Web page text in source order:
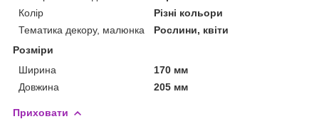
Колір
Різні кольори
Тематика декору, малюнка
Рослини, квіти
Розміри
Ширина
170 мм
Довжина
205 мм
Приховати